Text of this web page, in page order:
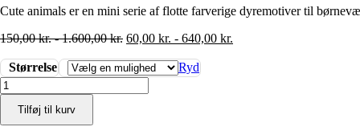
Cute animals er en mini serie af flotte farverige dyremotiver til
150,00kr.-1.600,00kr. 60,00 kr. - 640,00 kr.
Størrelse
Ryd
Kylling
(Stort
billede
-
Tilføj til kurv